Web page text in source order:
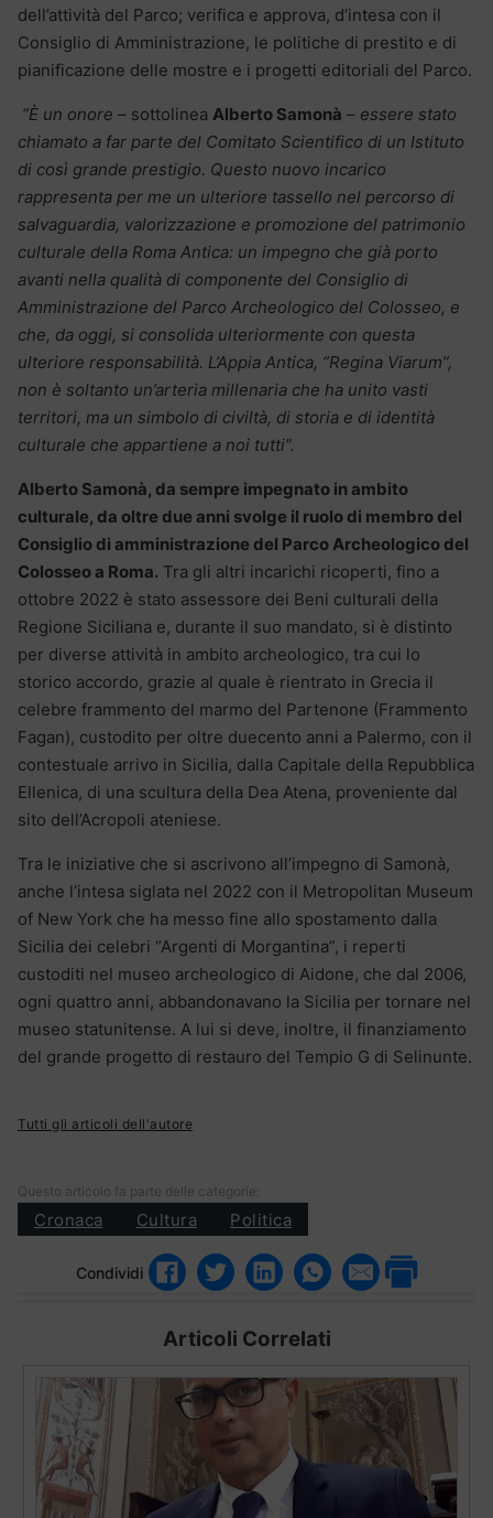
dell’attività del Parco; verifica e approva, d’intesa con il
Consiglio di Amministrazione, le politiche di prestito e di
pianificazione delle mostre e i progetti editoriali del Parco.
“È un onore – sottolinea Alberto Samonà – essere stato
chiamato a far parte del Comitato Scientifico di un Istituto
di così grande prestigio. Questo nuovo incarico
rappresenta per me un ulteriore tassello nel percorso di
salvaguardia, valorizzazione e promozione del patrimonio
culturale della Roma Antica: un impegno che già porto
avanti nella qualità di componente del Consiglio di
Amministrazione del Parco Archeologico del Colosseo, e
che, da oggi, si consolida ulteriormente con questa
ulteriore responsabilità. L’Appia Antica, “Regina Viarum”,
non è soltanto un’arteria millenaria che ha unito vasti
territori, ma un simbolo di civiltà, di storia e di identità
culturale che appartiene a noi tutti”.
Alberto Samonà, da sempre impegnato in ambito
culturale, da oltre due anni svolge il ruolo di membro del
Consiglio di amministrazione del Parco Archeologico del
Colosseo a Roma. Tra gli altri incarichi ricoperti, fino a
ottobre 2022 è stato assessore dei Beni culturali della
Regione Siciliana e, durante il suo mandato, si è distinto
per diverse attività in ambito archeologico, tra cui lo
storico accordo, grazie al quale è rientrato in Grecia il
celebre frammento del marmo del Partenone (Frammento
Fagan), custodito per oltre duecento anni a Palermo, con il
contestuale arrivo in Sicilia, dalla Capitale della Repubblica
Ellenica, di una scultura della Dea Atena, proveniente dal
sito dell’Acropoli ateniese.
Tra le iniziative che si ascrivono all’impegno di Samonà,
anche l’intesa siglata nel 2022 con il Metropolitan Museum
of New York che ha messo fine allo spostamento dalla
Sicilia dei celebri “Argenti di Morgantina”, i reperti
custoditi nel museo archeologico di Aidone, che dal 2006,
ogni quattro anni, abbandonavano la Sicilia per tornare nel
museo statunitense. A lui si deve, inoltre, il finanziamento
del grande progetto di restauro del Tempio G di Selinunte.
Tutti gli articoli dell'autore
Questo articolo fa parte delle categorie:
Cronaca Cultura Politica
Condividi
Articoli Correlati